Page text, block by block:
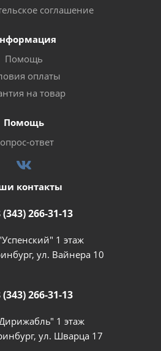
соглашение
Помощь
оплаты
на товар
Помощь
ответ
контакты
(343) 266-31-13
1 этаж
ул. Вайнера 10
(343) 266-31-13
1 этаж
ул. Шварца 17